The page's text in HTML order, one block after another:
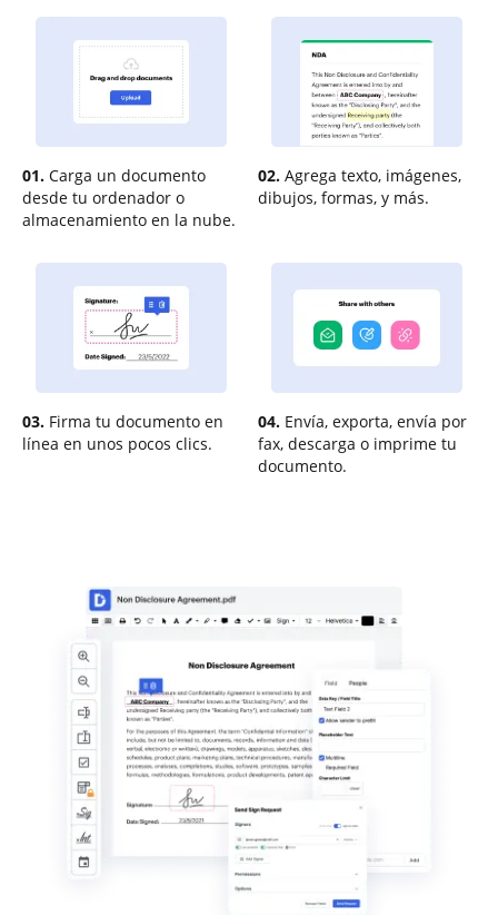
01. Carga un documento
desde tu ordenador o
almacenamiento en la nube.
02. Agrega texto, imágenes,
dibujos, formas, y más.
03. Firma tu documento en
línea en unos pocos clics.
04. Envía, exporta, envía por
fax, descarga o imprime tu
documento.